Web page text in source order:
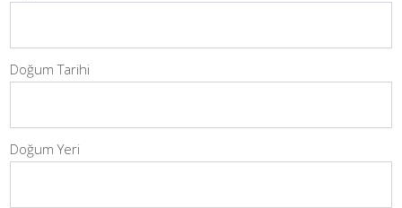
Doğum Tarihi
Doğum Yeri